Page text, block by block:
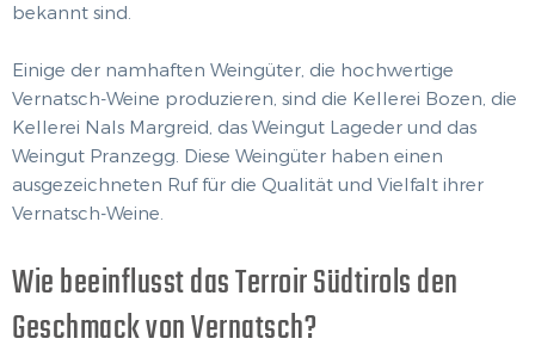
bekannt sind.
Einige der namhaften Weingüter, die hochwertige
Vernatsch-Weine produzieren, sind die Kellerei Bozen, die
Kellerei Nals Margreid, das Weingut Lageder und das
Weingut Pranzegg. Diese Weingüter haben einen
ausgezeichneten Ruf für die Qualität und Vielfalt ihrer
Vernatsch-Weine.
Wie beeinflusst das Terroir Südtirols den
Geschmack von Vernatsch?